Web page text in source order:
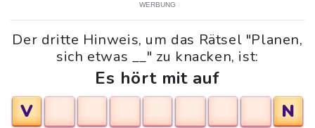
WERBUNG
Der dritte Hinweis, um das Rätsel "Planen,
sich etwas __" zu knacken, ist:
Es hört mit auf
V
N